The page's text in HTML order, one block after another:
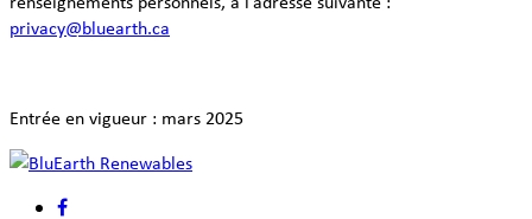
privacy@bluearth.ca
Entrée en vigueur : mars 2025